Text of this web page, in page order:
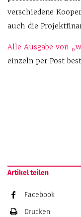
verschiedene
auch die
Alle Ausgabe von
einzeln per Post
Artikel teilen
Facebook
Drucken